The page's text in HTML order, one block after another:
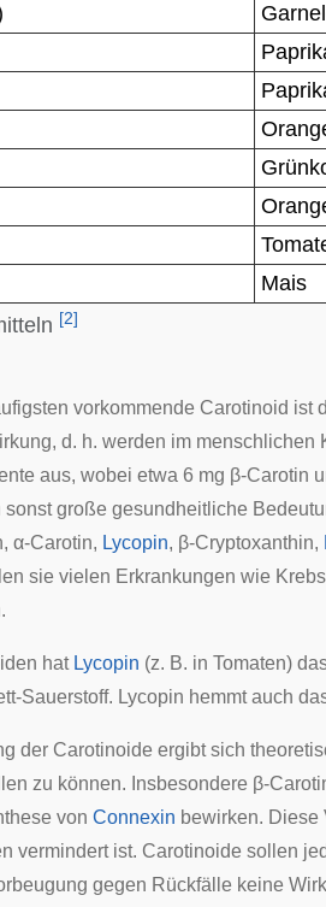
[2]
Mais
vorkommende Carotinoid ist
d. h. werden im menschlichen
aus, wobei etwa 6 mg β-Carotin
große gesundheitliche
α-Carotin, Lycopin, β-Cryptoxanthin,
sie vielen Erkrankungen wie
hat Lycopin (z. B. in Tomaten)
Sauerstoff. Lycopin hemmt auch
der Carotinoide ergibt sich
zu können. Insbesondere β-
von Connexin bewirken.
vermindert ist. Carotinoide sollen
gegen Rückfälle keine